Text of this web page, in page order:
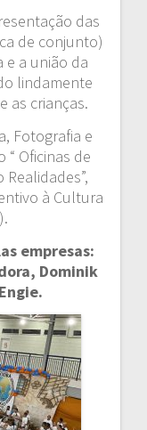
das
de conjunto)
e a união da
lindamente
as crianças.
Fotografia e
“ Oficinas de
à Cultura
empresas:
Dominik